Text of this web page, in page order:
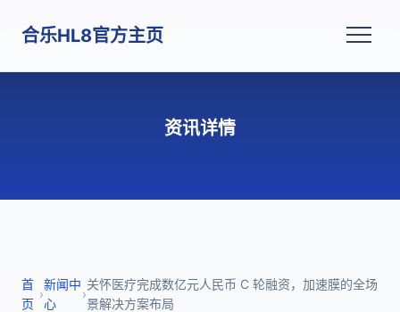
合乐HL8官方主页
资讯详情
首
页
›
新闻中
心
›
关怀医疗完成数亿元人民币 C 轮融资，加速膜的全场
景解决方案布局